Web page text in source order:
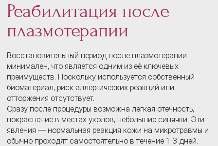
Реабилитация после
плазмотерапии
Восстановительный период после плазмотерапии
минимален, что является одним из её ключевых
преимуществ. Поскольку используется собственный
биоматериал, риск аллергических реакций или
отторжения отсутствует.
Сразу после процедуры возможна легкая отечность,
покраснение в местах уколов, небольшие синячки. Эти
явления — нормальная реакция кожи на микротравмы и
обычно проходят самостоятельно в течение 1-3 дней.